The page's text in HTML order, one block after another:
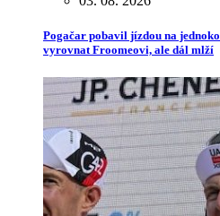
Pogačar pobavil jízdou na
vyrovnat Froomeovi, ale dál mlží